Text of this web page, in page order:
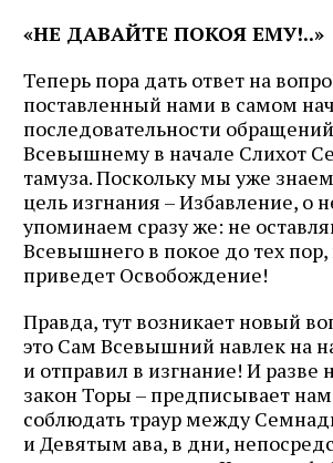
«НЕ ДАВАЙТЕ ПОКОЯ ЕМУ!..»
Теперь пора дать ответ на
поставленный нами в самом
последовательности
Всевышнему в начале Слихот
тамуза. Поскольку мы уже
цель изгнания – Избавление, о
упоминаем сразу же: не
Всевышнего в покое до тех
приведет Освобождение!
Правда, тут возникает новый
это Сам Всевышний навлек на
и отправил в изгнание! И разве
закон Торы – предписывает
соблюдать траур между
и Девятым ава, в дни,